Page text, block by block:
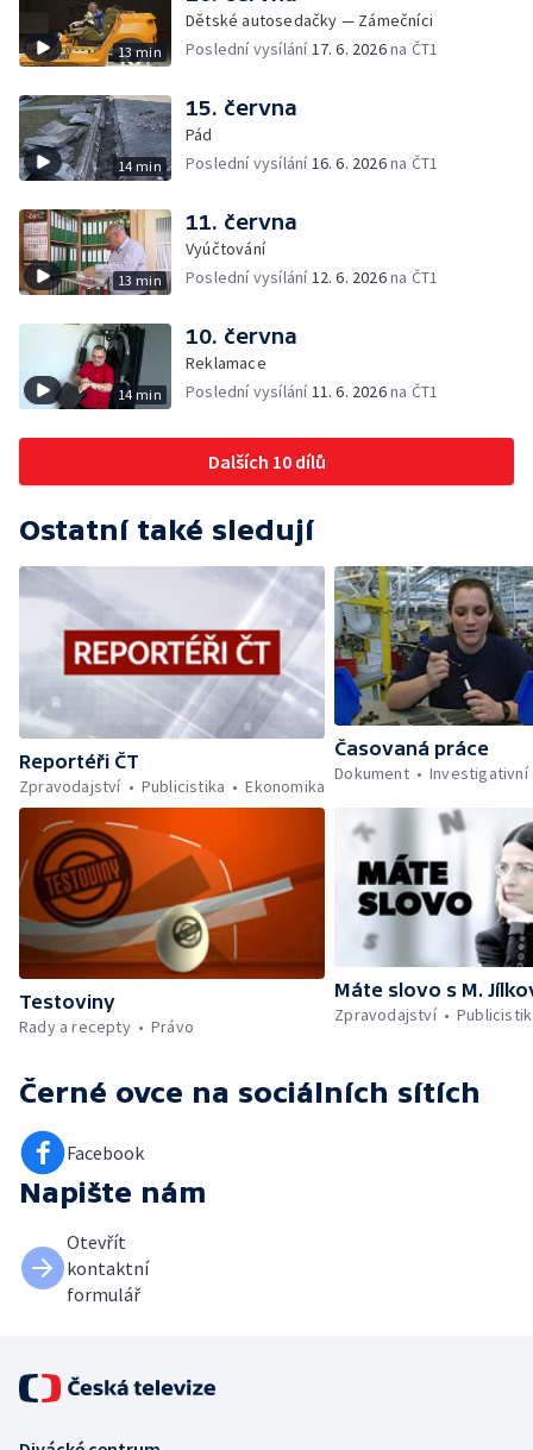
13 min
Dětské autosedačky — Zámečníci
Poslední vysílání17. 6. 2026na ČT1
14 min
15. června
Pád
Poslední vysílání16. 6. 2026na ČT1
13 min
11. června
Vyúčtování
Poslední vysílání12. 6. 2026na ČT1
14 min
10. června
Reklamace
Poslední vysílání11. 6. 2026na ČT1
Dalších 10 dílů
Ostatní také sledují
Reportéři ČT
Zpravodajství
Publicistika Ekonomika
Časovaná práce
Dokument
Investigativní
Testoviny
Rady a recepty
Právo
Máte slovo s M.
Zpravodajství
Černé ovce na sociálních sítích
Facebook
Napište nám
Otevřít
kontaktní
formulář